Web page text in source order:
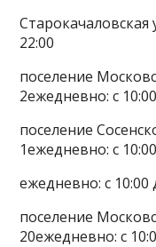
Старокачаловская
22:00
поселение
2ежедневно: с
поселение
1ежедневно: с
ежедневно: с 10:00
поселение
20ежедневно: с